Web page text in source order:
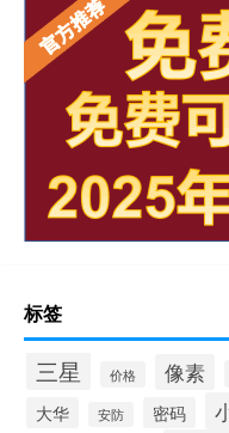
标签
三星 价格 像素
大华 安防 密码